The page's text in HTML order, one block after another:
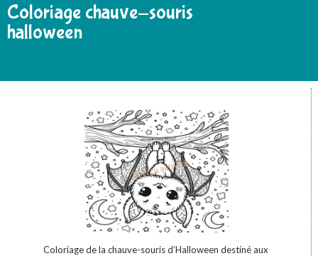
Coloriage chauve-souris
halloween
Coloriage de la chauve-souris d’Halloween destiné aux